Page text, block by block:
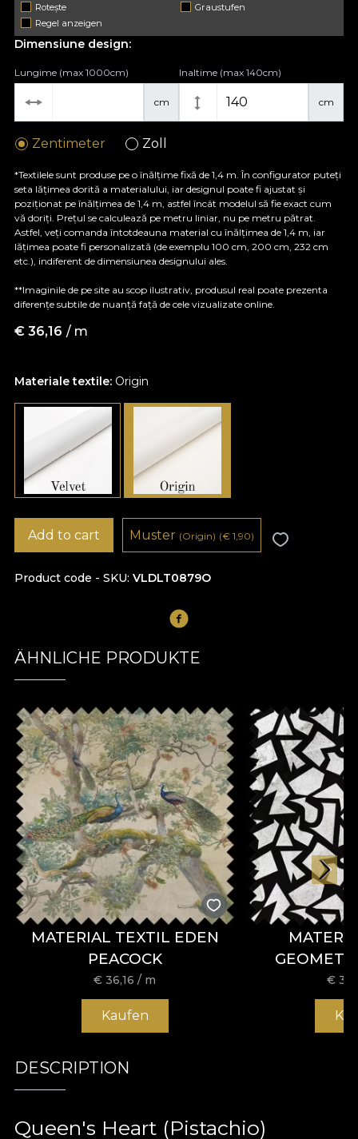
Rotește
Graustufen
Regel anzeigen
Materiale textile: Origin
Dimensiune design:
cm
Lungime (max 1000cm)
cm
Inaltime (max 140cm)
Zentimeter Zoll
*Textilele sunt produse pe o înălțime fixă de 1,4 m. În configurator puteți
seta lățimea dorită a materialului, iar designul poate fi ajustat și
poziționat pe înălțimea de 1,4 m, astfel încât modelul să fie exact cum
vă doriți. Prețul se calculează pe metru liniar, nu pe metru pătrat.
Astfel, veți comanda întotdeauna material cu înălțimea de 1,4 m, iar
lățimea poate fi personalizată (de exemplu 100 cm, 200 cm, 232 cm
etc.), indiferent de dimensiunea designului ales.
**Imaginile de pe site au scop ilustrativ, produsul real poate prezenta
diferențe subtile de nuanță față de cele vizualizate online.
€ 36,16 / m
Product code - SKU VLDLT0879O
Add to cart Muster (Origin) (€ 1,90)
ÄHNLICHE PRODUKTE
MATERIAL TEXTIL EDEN
PEACOCK
€36,16 / m
Kaufen
€
DESCRIPTION
Queen's Heart (Pistachio)